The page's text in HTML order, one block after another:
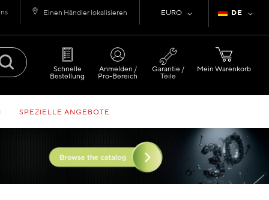
Sprache
DE
Währung
EURO
Einen Händler lokalisieren
Mein Warenkorb
Schnelle
Bestellung
Anmelden /
Pro-Bereich
Garantie /
Teile
SPEZIELLE ANGEBOTE